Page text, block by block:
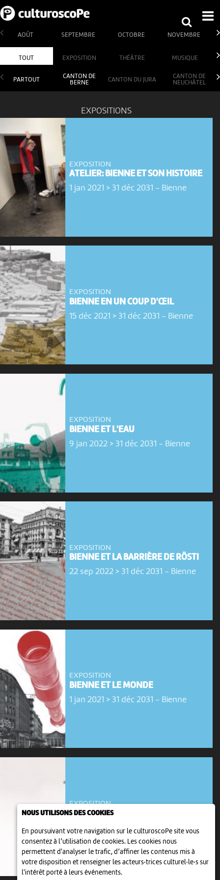
NOUS UTILISONS DES COOKIES
En poursuivant votre navigation sur le culturoscoPe site vous
consentez à l’utilisation de cookies. Les cookies nous
permettent d'analyser le trafic, d’affiner les contenus mis à
votre disposition et renseigner les acteurs·trices culturel·le·s sur
l'intérêt porté à leurs événements.
AOÛT SEPTEMBRE OCTOBRE NOVEMBRE
TOUT EXPOSITION THÉÂTRE MUSIQUE
PARTOUT
CANTON DE
BERNE
CANTON DU JURA
CANTON DE
NEUCHÂTEL
EXPOSITIONS
EXPOSITION
ATELIER: BIENNE ET SON HISTOIRE
1 jan 2021 > 31 déc 2031 - Bienne
EXPOSITION
BIENNE EN UN COUP D'ŒIL
15 déc 2021 > 31 déc 2031 - Bienne
EXPOSITION
BIENNE ET L'EAU
9 jan 2022 > 31 déc 2031 - Bienne
EXPOSITION
BIENNE ET LA BARRIÈRE DE RÖSTI
22 sep 2022 > 31 déc 2031 - Bienne
EXPOSITION
BIENNE ET LE MONDE
1 jan 2021 > 31 déc 2031 - Bienne
EXPOSITION
LA VIE BOURGEOISE AU 19E SIÈCLE
1 jan 2021 > 31 déc 2031-Bienne